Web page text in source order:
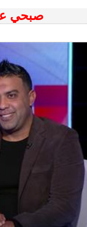
صبحي